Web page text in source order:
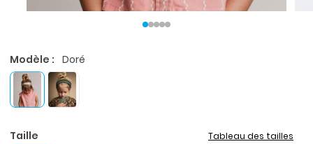
Modèle : Doré
Taille Tableau des tailles